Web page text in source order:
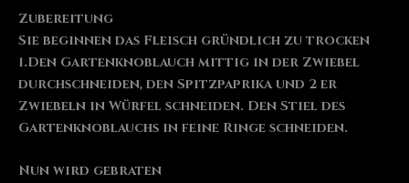
Zubereitung
Sie beginnen das Fleisch gründlich zu trocken
1.Den Gartenknoblauch mittig in der Zwiebel
durchschneiden, den Spitzpaprika und 2 er
Zwiebeln in Würfel schneiden. Den Stiel des
Gartenknoblauchs in feine Ringe schneiden.
Nun wird gebraten